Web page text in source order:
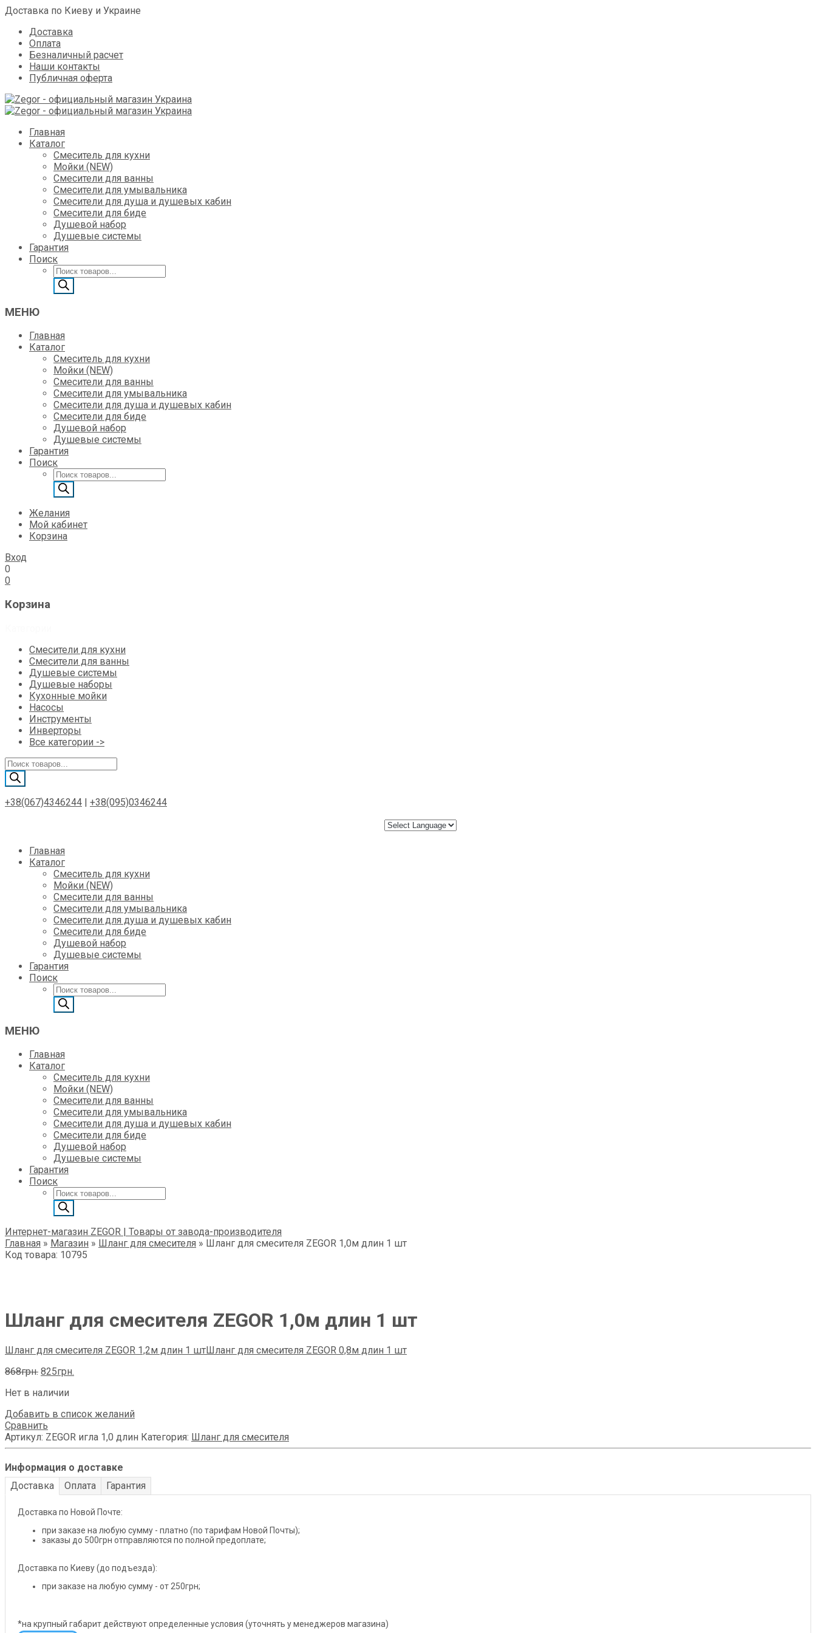
Доставка по Киеву и Украине
Доставка
Оплата
Безналичный расчет
Наши контакты
Публичная оферта
Skip
Главная
Каталог
Смеситель для кухни
Мойки (NEW)
Смесители для ванны
Смесители для умывальника
Смесители для душа и душевых кабин
Смесители для биде
Душевой набор
Душевые системы
Гарантия
Поиск
Поиск
товаров
МЕНЮ
Главная
Каталог
Смеситель для кухни
Мойки (NEW)
Смесители для ванны
Смесители для умывальника
Смесители для душа и душевых кабин
Смесители для биде
Душевой набор
Душевые системы
Гарантия
Поиск
Поиск
товаров
Желания
Мой кабинет
Корзина
Вход
0
0
Корзина
Смесители для кухни
Смесители для ванны
Душевые системы
Душевые наборы
Кухонные мойки
Насосы
Инструменты
Инверторы
Все категории ->
Поиск
товаров
+38(067)4346244 | +38(095)0346244
Skip
Главная
Каталог
Смеситель для кухни
Мойки (NEW)
Смесители для ванны
Смесители для умывальника
Смесители для душа и душевых кабин
Смесители для биде
Душевой набор
Душевые системы
Гарантия
Поиск
Поиск
товаров
МЕНЮ
Главная
Каталог
Смеситель для кухни
Мойки (NEW)
Смесители для ванны
Смесители для умывальника
Смесители для душа и душевых кабин
Смесители для биде
Душевой набор
Душевые системы
Гарантия
Поиск
Поиск
товаров
Интернет-магазин ZEGOR | Товары от завода-производителя
Главная » Магазин » Шланг для смесителя » Шланг для смесителя ZEGOR 1,0м длин 1 шт
Код товара: 10795
Шланг для смесителя ZEGOR 1,0м длин 1 шт
Шланг для смесителя ZEGOR 1,2м длин 1 штШланг для смесителя ZEGOR 0,8м длин 1 шт
868грн. Первоначальная
составляла
825грн.
Нет в наличии
Добавить в список желаний
Сравнить
Артикул: ZEGOR игла 1,0 длин Категория: Шланг для смесителя
Информация о доставке
Доставка
Оплата Гарантия
Доставка по Новой Почте:
при заказе на любую сумму - платно (по тарифам Новой Почты);
заказы до 500грн отправляются по полной предоплате;
Доставка по Киеву (до подъезда):
при заказе на любую сумму - от 250грн;
*на крупный габарит действуют определенные условия (уточнять у менеджеров магазина)